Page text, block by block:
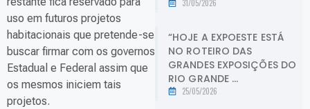
uso em futuros projetos
habitacionais que pretende-se
buscar firmar com os governos
Estadual e Federal assim que
os mesmos iniciem tais
projetos.
31/05/2026
“HOJE A EXPOESTE ESTÁ
NO ROTEIRO DAS
GRANDES EXPOSIÇÕES DO
RIO GRANDE ...
25/05/2026